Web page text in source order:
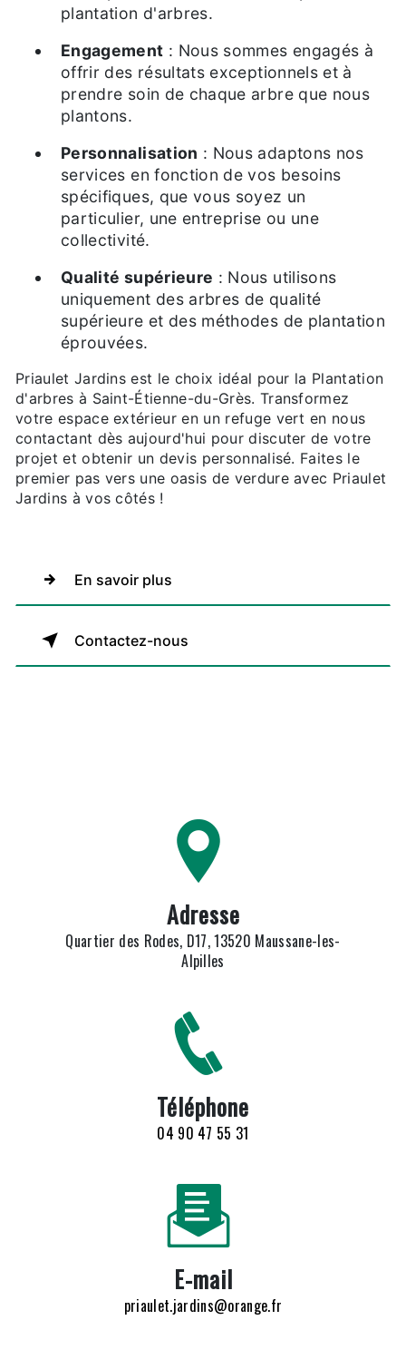
plantation d'arbres.
Engagement : Nous sommes engagés à
offrir des résultats exceptionnels et à
prendre soin de chaque arbre que nous
plantons.
Personnalisation : Nous adaptons nos
services en fonction de vos besoins
spécifiques, que vous soyez un
particulier, une entreprise ou une
collectivité.
Qualité supérieure : Nous utilisons
uniquement des arbres de qualité
supérieure et des méthodes de plantation
éprouvées.
Priaulet Jardins est le choix idéal pour la Plantation
d'arbres à Saint-Étienne-du-Grès. Transformez
votre espace extérieur en un refuge vert en nous
contactant dès aujourd'hui pour discuter de votre
projet et obtenir un devis personnalisé. Faites le
premier pas vers une oasis de verdure avec Priaulet
Jardins à vos côtés !
En savoir plus
Contactez-nous
Adresse
Quartier des Rodes, D17, 13520 Maussane-les-
Alpilles
Téléphone
04 90 47 55 31
E-mail
priaulet.jardins@orange.fr